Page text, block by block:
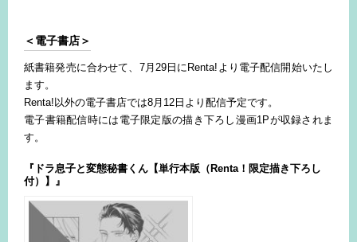
＜電子書店＞
紙書籍発売に合わせて、7月29日にRenta!より電子配信開始いたし
ます。
Renta!以外の電子書店では8月12日より配信予定です。
電子書籍配信時には電子限定版の描き下ろし漫画1Pが収録されま
す。
『ドラ息子と変態秘書くん【単行本版（Renta！限定描き下ろし
付）】』